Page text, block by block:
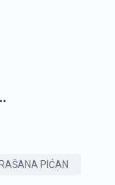
PIĆAN